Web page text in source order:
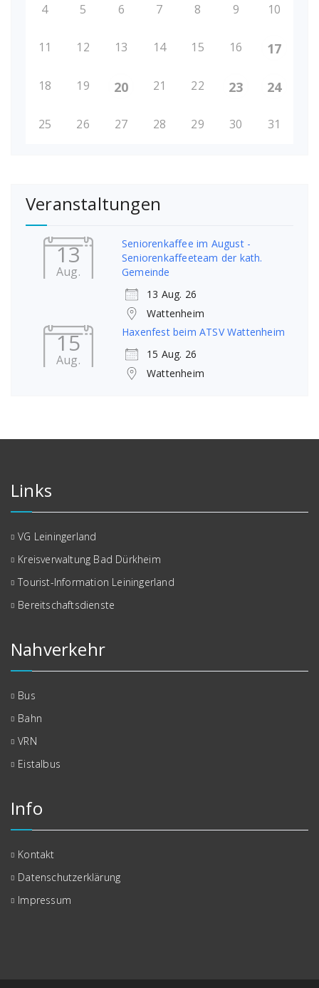
4 5 6 7 8 9 10
11 12 13 14 15 16 17
18 19 20 21 22 23 24
25 26 27 28 29 30 31
Veranstaltungen
13
Aug.
Seniorenkaffee im August -
Seniorenkaffeeteam der kath.
Gemeinde
13 Aug. 26
Wattenheim
15
Aug.
Haxenfest beim ATSV Wattenheim
15 Aug. 26
Wattenheim
Links
VG Leiningerland
Kreisverwaltung Bad Dürkheim
Tourist-Information Leiningerland
Bereitschaftsdienste
Nahverkehr
Bus
Bahn
VRN
Eistalbus
Info
Kontakt
Datenschutzerklärung
Impressum